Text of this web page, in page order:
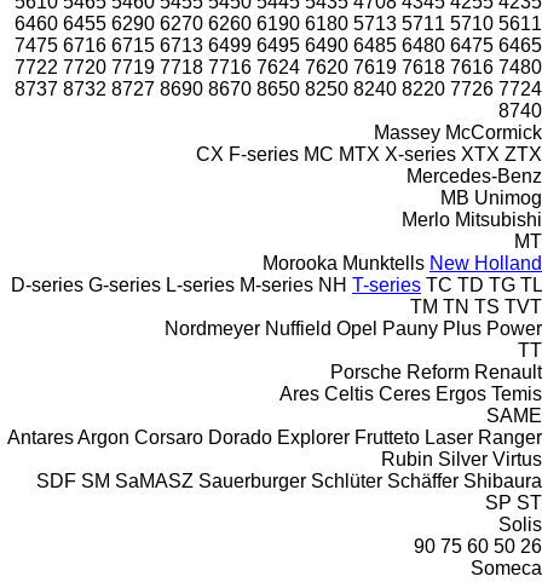
5611
5710
5711
5713
6180
6190
6260
6270
6290
6455
6460
6465
6475
6480
6485
6490
6495
6499
6713
6715
6716
7475
7480
7616
7618
7619
7620
7624
7716
7718
7719
7720
7722
7724
7726
8220
8240
8250
8650
8670
8690
8727
8732
8737
8740
Massey McCormick
CX F-series MC MTX X-series XTX ZTX
Mercedes-Benz
MB Unimog
Merlo Mitsubishi
MT
Morooka Munktells New Holland
D-series G-series L-series M-series NH T-series TC TD TG TL
TM TN TS TVT
Nordmeyer Nuffield Opel Pauny Plus Power
TT
Porsche Reform Renault
Ares Celtis Ceres Ergos Temis
SAME
AntaresArgon Corsaro Dorado Explorer Frutteto Laser Ranger
Rubin Silver Virtus
SDF SM SaMASZ Sauerburger Schlüter Schäffer Shibaura
SP ST
Solis
26
50
60
75
90
Someca